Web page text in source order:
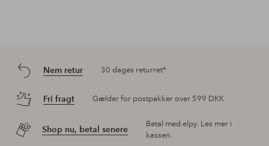
Nem retur 30 dages returret*
Fri fragt Gælder for postpakker over 599 DKK
Shop nu, betal senere
Betal med elpy. Les mer i
kassen.